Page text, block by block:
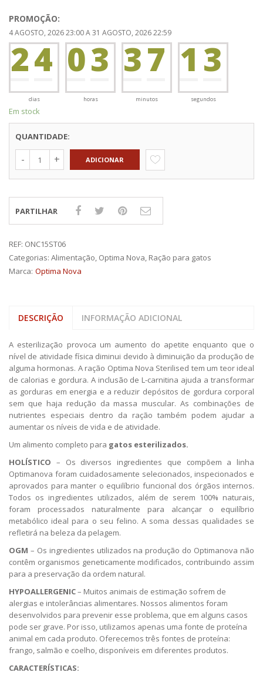
original
era:
€34.90.
é:
€33.15.
PROMOÇÃO:
4 AGOSTO, 2026 23:00 A 31 AGOSTO, 2026 22:59
0
00
24
dias
0
0
3
horas 00
37
minutos 0
13
segundos
Em stock
QUANTIDADE:
ADICIONAR
PARTILHAR
REF: ONC15ST06
Categorias: Alimentação, Optima Nova, Ração para gatos
Marca: Optima Nova
DESCRIÇÃO INFORMAÇÃO ADICIONAL
A esterilização provoca um aumento do apetite enquanto que o
nível de atividade física diminui devido à diminuição da produção de
alguma hormonas. A ração Optima Nova Sterilised tem um teor ideal
de calorias e gordura. A inclusão de L-carnitina ajuda a transformar
as gorduras em energia e a reduzir depósitos de gordura corporal
sem que haja redução da massa muscular. As combinações de
nutrientes especiais dentro da ração também podem ajudar a
aumentar os níveis de vida e de atividade.
Um alimento completo para gatos esterilizados.
HOLÍSTICO – Os diversos ingredientes que compõem a linha
Optimanova foram cuidadosamente selecionados, inspecionados e
aprovados para manter o equilíbrio funcional dos órgãos internos.
Todos os ingredientes utilizados, além de serem 100% naturais,
foram processados ​​naturalmente para alcançar o equilíbrio
metabólico ideal para o seu felino. A soma dessas qualidades se
refletirá na beleza da pelagem.
OGM – Os ingredientes utilizados na produção do Optimanova não
contêm organismos geneticamente modificados, contribuindo assim
para a preservação da ordem natural.
HYPOALLERGENIC– Muitos animais de estimação sofrem de
alergias e intolerâncias alimentares. Nossos alimentos foram
desenvolvidos para prevenir esse problema, que em alguns casos
pode ser grave. Por isso, utilizamos apenas uma fonte de proteína
animal em cada produto. Oferecemos três fontes de proteína:
frango, salmão e coelho, disponíveis em diferentes produtos.
CARACTERÍSTICAS: